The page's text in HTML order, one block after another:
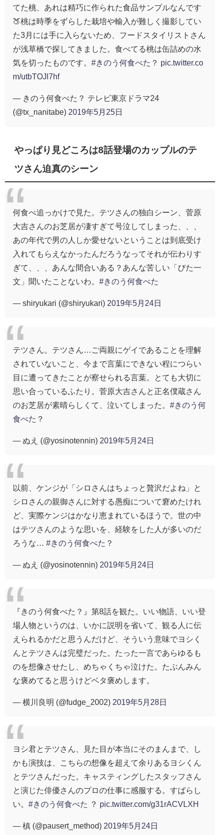
てた桃、あれは精巧に作られた食品サンプルなんです
🍑桃は時季をずらした栽培や輸入が難しく撮影してい
た3月には手に入らないため、フードスタイリストさん
が浅草橋で探してきました。食べてる桃は缶詰めの水
気を切ったものです。 #きのう何食べた ？ pic.twitter.co
m/utbTOJl7hf
— きのう何食べた？ テレビ東京ドラマ24
(@tx_nanitabe) 2019年5月25日
やっぱり見どころは8話登場のカップルのテ
ツさん迫真のシーン
何食べ追っかけで見た。テツさんの独白シーン、菅原
大吉さんのお芝居が凄すぎて号泣してしまった、、、
あの年代で男の人しか愛せないということは到底受け
入れてもらえなかったんだろうなってそれが伝わりす
ぎて、、、あんな間合いある？あんな苦しい「びた一
文」聞いたことないわ。 #きのう何食べた
— shiryukari (@shiryukari) 2019年5月24日
テツさん。テツさん…ご両親にゲイであることを理解
されていないこと、今まで言葉にできない程につらい
目に遭ってきたことが察せられる言葉。とても大切に
思い合っているふたり。菅原大吉さんと正名僕蔵さん
のお芝居が素晴らしくて、泣いてしまった。 #きのう何
食べた ？
— ぬえ (@yosinotennin) 2019年5月24日
以前、ケンジが「シロさんはちょっと贅沢だよね」と
シロさんの親御さんに対する愚痴について窘めたけれ
ど、実際ケンジはかなり恵まれているほうで。世の中
はテツさんのような思いを、経験をした人が多いのだ
ろうな… #きのう何食べた ？
— ぬえ (@yosinotennin) 2019年5月24日
『きのう何食べた？』第8話を観た。いい物語、いい登
場人物というのは、いかに説明を省いて、観る人に伝
えられるかだと思うんだけど、そういう意味でヨシく
んとテツさんは完璧だった。たった一言であらゆるも
のを想像させたし、めちゃくちゃ泣けた。たぶんみん
な褒めてると思うけどベタ褒めします。
— 横川良明 (@fudge_2002) 2019年5月28日
ヨシ君とテツさん、見た目が本当にそのまんまで、し
かも演技は、こちらの想像を超えて余りあるヨシくん
とテツさんだった。キャスティングしたスタッフさん
と演じた俳優さんのプロの仕事に感服する。すばらし
い。 #きのう何食べた ？ pic.twitter.com/g31rACVLXH
— 槙 (@pausert_method) 2019年5月24日